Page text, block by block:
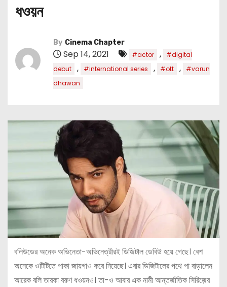
ধওয়ন
By Cinema Chapter
Sep 14, 2021 #actor ,
#digital
debut
, #international series , #ott ,
#varun
dhawan
বলিউডের অনেক অভিনেতা-অভিনেত্রীরই ডিজিটাল ডেবিউ হয়ে গেছে। বেশ
অনেকে ওটিটিতে পাকা জায়গাও করে নিয়েছে। এবার ডিজিটালের পথে পা বাড়ালেন
আরেক বলি তারকা বরুণ ধওয়নও। তা-ও আবার এক নামী আন্তর্জাতিক সিরিজ়ের